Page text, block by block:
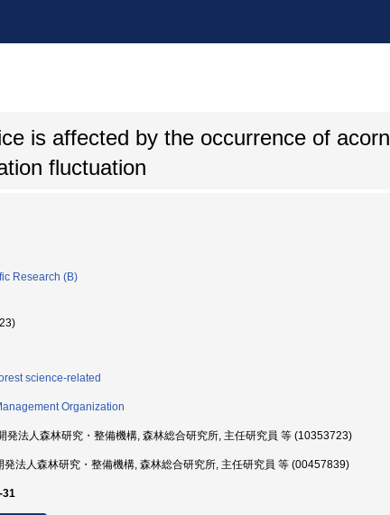
is affected by the occurrence of acorn
fluctuation
Research (B)
science-related
Organization
発法人森林研究・整備機構, 森林総合研究所, 主任研究員 等 (10353723)
発法人森林研究・整備機構, 森林総合研究所, 主任研究員 等 (00457839)
31